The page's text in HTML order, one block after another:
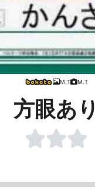
M.T M.T
方眼あり